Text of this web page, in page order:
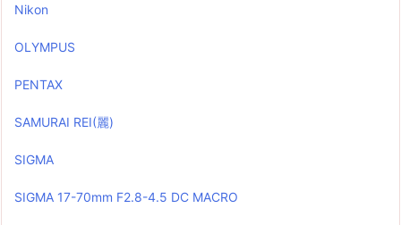
Nikon
OLYMPUS
PENTAX
SAMURAI REI(麗)
SIGMA
SIGMA 17-70mm F2.8-4.5 DC MACRO